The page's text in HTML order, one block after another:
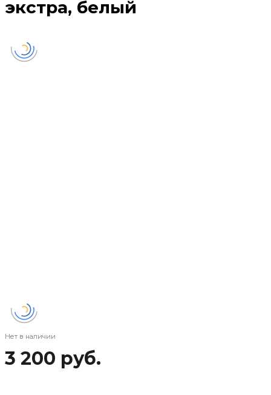
экстра, белый
Нет в наличии
3 200 руб.